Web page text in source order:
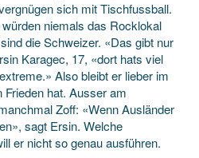
sich mit Tischfussball.
niemals das Rocklokal
die Schweizer. «Das gibt nur
Karagec, 17, «dort hats viel
Also bleibt er lieber im
hat. Ausser am
Zoff: «Wenn Ausländer
sagt Ersin. Welche
er nicht so genau ausführen.